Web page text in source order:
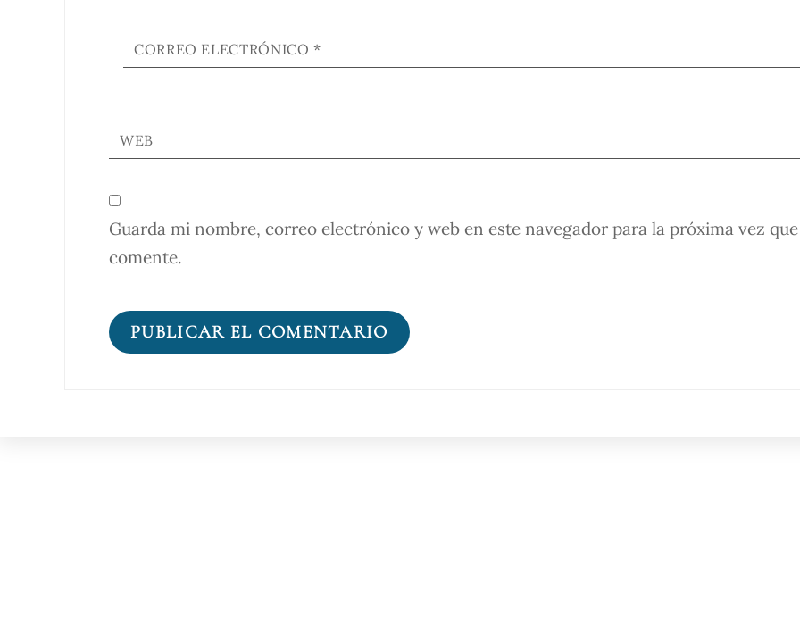
CORREO ELECTRÓNICO*
WEB
Guarda mi nombre, correo electrónico y web en este navegador para la próxima vez que
comente.